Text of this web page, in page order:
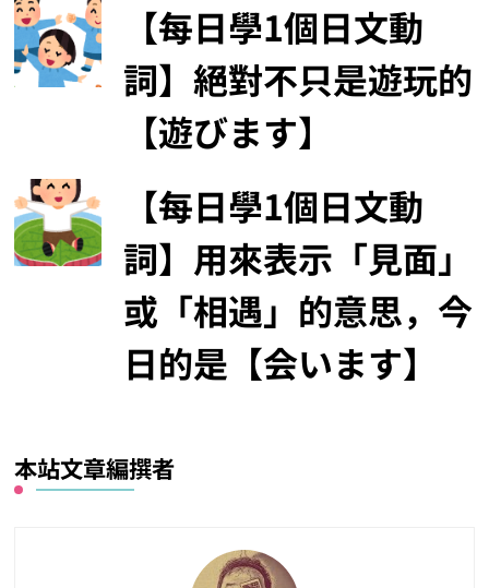
【每日學1個日文動
詞】絕對不只是遊玩的
【遊びます】
【每日學1個日文動
詞】用來表示「見面」
或「相遇」的意思，今
日的是【会います】
本站文章編撰者